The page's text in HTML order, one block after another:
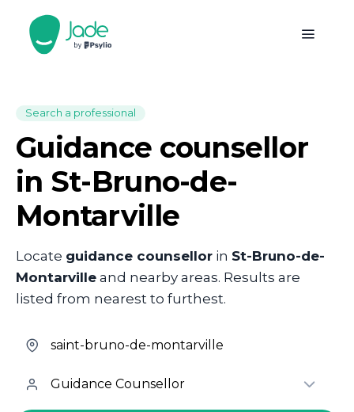
Search a professional
Guidance counsellor
in St-Bruno-de-
Montarville
Locate guidance counsellor in St-Bruno-de-
Montarville and nearby areas. Results are
listed from nearest to furthest.
welcome.search.find.subtitle